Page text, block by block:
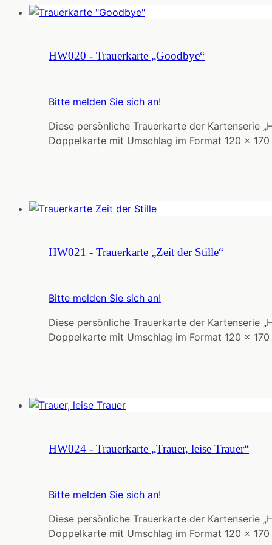
HW020 - Trauerkarte „Goodbye“
Bitte melden Sie sich an!
Diese persönliche Trauerkarte der Kartenserie
Doppelkarte mit Umschlag im Format 120 x 170
HW021 - Trauerkarte „Zeit der Stille“
Bitte melden Sie sich an!
Diese persönliche Trauerkarte der Kartenserie
Doppelkarte mit Umschlag im Format 120 x 170
HW024 - Trauerkarte „Trauer, leise Trauer“
Bitte melden Sie sich an!
Diese persönliche Trauerkarte der Kartenserie
Doppelkarte mit Umschlag im Format 120 x 170